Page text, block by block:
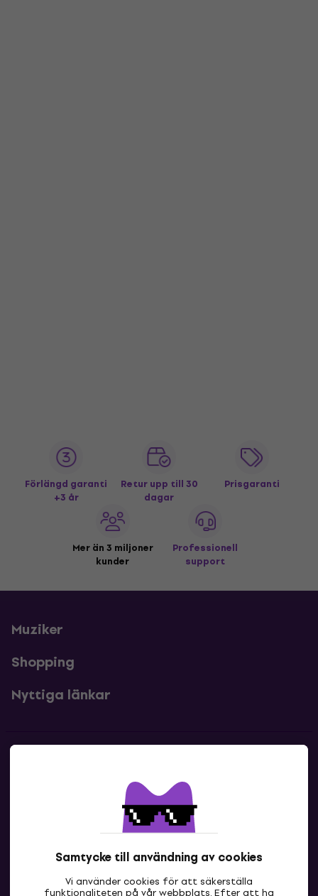
Samtycke till användning av cookies
Vi använder cookies för att säkerställa
funktionaliteten på vår webbplats. Efter att ha
Förlängd garanti
+3 år
Retur upp till 30
dagar
Prisgaranti
Mer än 3 miljoner
kunder
Professionell
support
Muziker
Shopping
Nyttiga länkar
Kontakta oss